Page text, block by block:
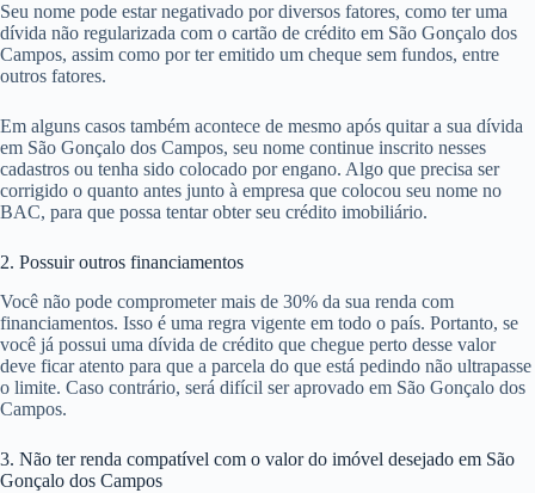
Seu nome pode estar negativado por diversos fatores, como ter uma
dívida não regularizada com o cartão de crédito em São Gonçalo dos
Campos, assim como por ter emitido um cheque sem fundos, entre
outros fatores.
Em alguns casos também acontece de mesmo após quitar a sua dívida
em São Gonçalo dos Campos, seu nome continue inscrito nesses
cadastros ou tenha sido colocado por engano. Algo que precisa ser
corrigido o quanto antes junto à empresa que colocou seu nome no
BAC, para que possa tentar obter seu crédito imobiliário.
2. Possuir outros financiamentos
Você não pode comprometer mais de 30% da sua renda com
financiamentos. Isso é uma regra vigente em todo o país. Portanto, se
você já possui uma dívida de crédito que chegue perto desse valor
deve ficar atento para que a parcela do que está pedindo não ultrapasse
o limite. Caso contrário, será difícil ser aprovado em São Gonçalo dos
Campos.
3. Não ter renda compatível com o valor do imóvel desejado em São
Gonçalo dos Campos